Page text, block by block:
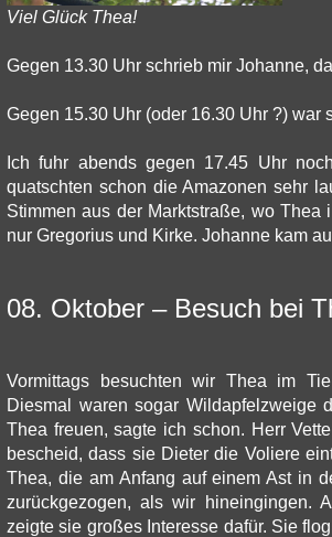
Viel Glück Thea!
Gegen 13.30 Uhr schrieb mir Johanne,
Gegen 15.30 Uhr (oder 16.30 Uhr ?) war
Ich fuhr abends gegen 17.45 Uhr
quatschten schon die Amazonen sehr
Stimmen aus der Marktstraße, wo
nur Gregorius und Kirke. Johanne kam
08. Oktober – Besuch bei
Vormittags besuchten wir Thea im
Diesmal waren sogar Wildapfelzweige
Thea freuen, sagte ich schon. Herr
bescheid, dass sie Dieter die Voliere
Thea, die am Anfang auf einem Ast in
zurückgezogen, als wir hineingingen.
zeigte sie großes Interesse dafür. Sie